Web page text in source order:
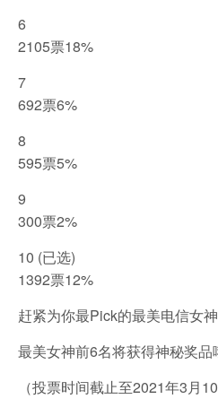
6
2105票18%
7
692票6%
8
595票5%
9
300票2%
10 (已选)
1392票12%
赶紧为你最Pick的最美电信女
最美女神前6名将获得神秘奖品
（投票时间截止至2021年3月